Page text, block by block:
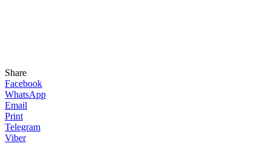
Share
Facebook
WhatsApp
Email
Print
Telegram
Viber